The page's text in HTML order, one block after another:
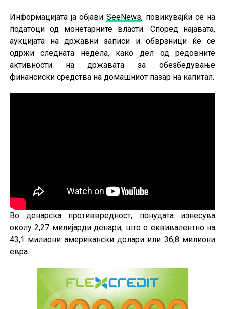
Информацијата ја објави SeeNews, повикувајќи се на
податоци од монетарните власти. Според најавата,
аукцијата на државни записи и обврзници ќе се
одржи следната недела, како дел од редовните
активности на државата за обезбедување
финансиски средства на домашниот пазар на капитал.
Во денарска противвредност, понудата изнесува
околу 2,27 милијарди денари, што е еквивалентно на
43,1 милиони американски долари или 36,8 милиони
евра.